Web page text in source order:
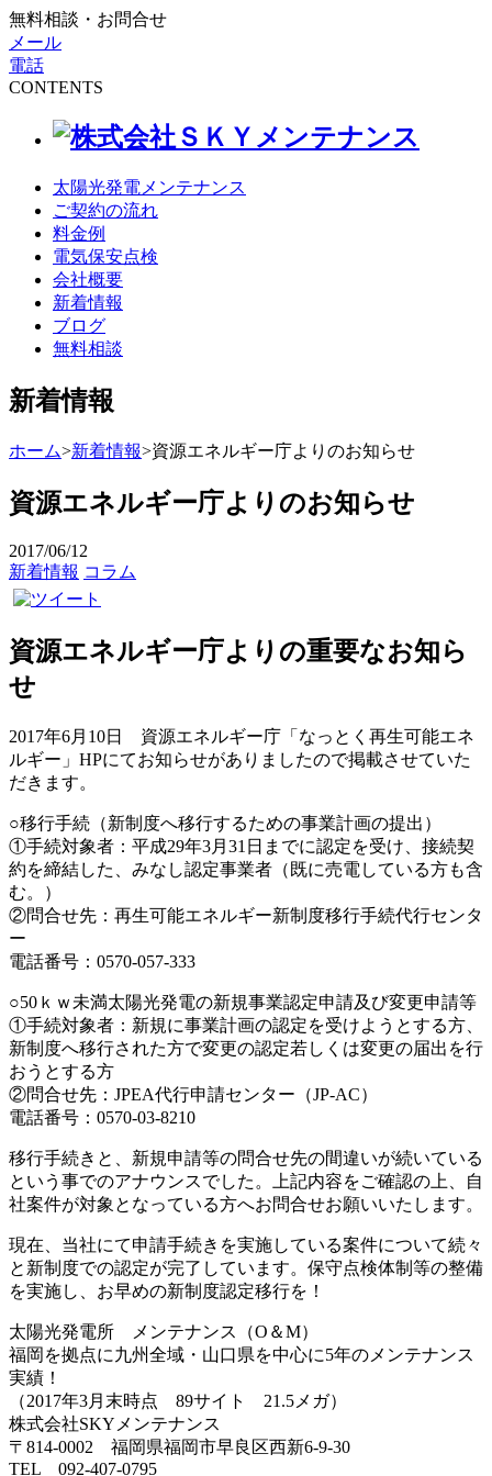
無料相談・お問合せ
メール
電話
CONTENTS
太陽光発電メンテナンス
ご契約の流れ
料金例
電気保安点検
会社概要
新着情報
ブログ
無料相談
新着情報
ホーム>新着情報>資源エネルギー庁よりのお知らせ
資源エネルギー庁よりのお知らせ
2017/06/12
新着情報 コラム
資源エネルギー庁よりの重要なお知ら
せ
2017年6月10日 資源エネルギー庁「なっとく再生可能エネ
ルギー」HPにてお知らせがありましたので掲載させていた
だきます。
○移行手続（新制度へ移行するための事業計画の提出）
①手続対象者：平成29年3月31日までに認定を受け、接続契
約を締結した、みなし認定事業者（既に売電している方も含
む。）
②問合せ先：再生可能エネルギー新制度移行手続代行センタ
ー
電話番号：0570-057-333
○50ｋｗ未満太陽光発電の新規事業認定申請及び変更申請等
①手続対象者：新規に事業計画の認定を受けようとする方、
新制度へ移行された方で変更の認定若しくは変更の届出を行
おうとする方
②問合せ先：JPEA代行申請センター（JP-AC）
電話番号：0570-03-8210
移行手続きと、新規申請等の問合せ先の間違いが続いている
という事でのアナウンスでした。上記内容をご確認の上、自
社案件が対象となっている方へお問合せお願いいたします。
現在、当社にて申請手続きを実施している案件について続々
と新制度での認定が完了しています。保守点検体制等の整備
を実施し、お早めの新制度認定移行を！
太陽光発電所 メンテナンス（O＆M）
福岡を拠点に九州全域・山口県を中心に5年のメンテナンス
実績 ！
（2017年3月末時点 89サイト 21.5メガ）
株式会社SKYメンテナンス
〒814-0002 福岡県福岡市早良区西新6-9-30
TEL 092-407-0795